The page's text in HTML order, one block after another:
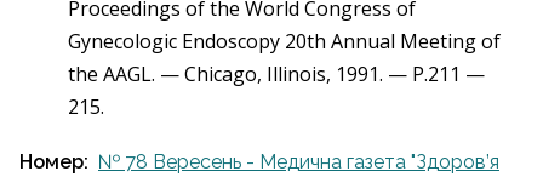
Proceedings of the World Congress of
Gynecologic Endoscopy 20th Annual Meeting of
the AAGL. — Chicago, Illinois, 1991. — P.211 —
215.
Номер: № 78 Вересень - Медична газета "Здоров’я